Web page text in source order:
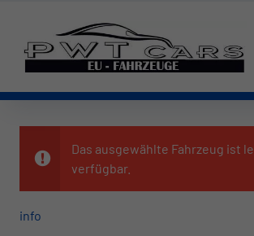
Das ausgewählte Fahrzeug ist
verfügbar.
info